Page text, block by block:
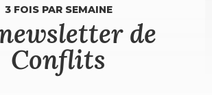
3 FOIS PAR SEMAINE
de
Conflits